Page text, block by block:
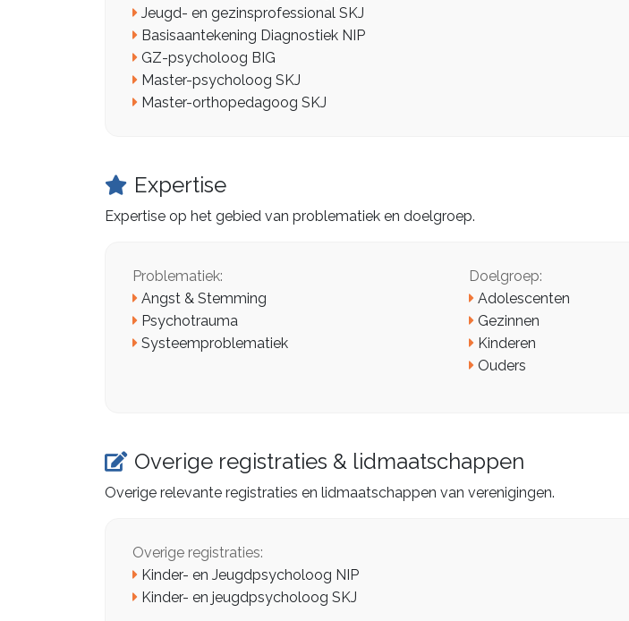
Jeugd- en gezinsprofessional SKJ
Basisaantekening Diagnostiek NIP
GZ-psycholoog BIG
Master-psycholoog SKJ
Master-orthopedagoog SKJ
Expertise
Expertise op het gebied van problematiek en doelgroep.
Problematiek:
Angst & Stemming
Psychotrauma
Systeemproblematiek
Doelgroep:
Adolescenten
Gezinnen
Kinderen
Ouders
Overige registraties & lidmaatschappen
Overige relevante registraties en lidmaatschappen van verenigingen.
Overige registraties:
Kinder- en Jeugdpsycholoog NIP
Kinder- en jeugdpsycholoog SKJ